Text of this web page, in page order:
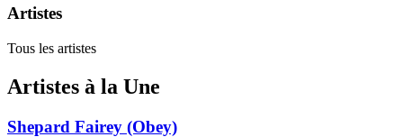
Artistes
Tous les artistes
Artistes à la Une
Shepard Fairey (Obey)